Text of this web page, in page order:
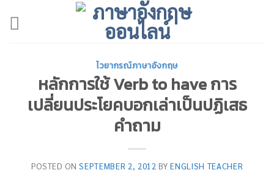
ไวยากรณ์ภาษาอังกฤษ
หลักการใช้ Verb to have การ
เปลี่ยนประโยคบอกเล่าเป็นปฏิเสธ
คำถาม
POSTED ONSEPTEMBER 2, 2012 BYENGLISH TEACHER